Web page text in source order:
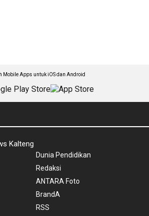
Mobile Apps untuk iOS dan Android
Kalteng
Dunia Pendidikan
Redaksi
ANTARA Foto
BrandA
RSS